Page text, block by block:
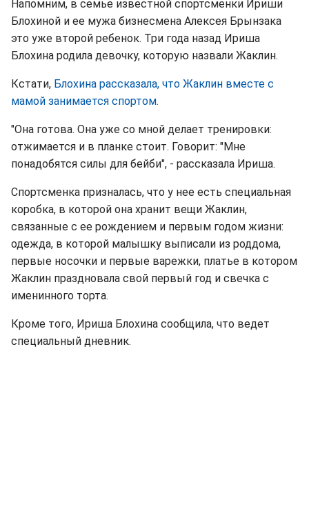
Напомним, в семье известной спортсменки Ириши
Блохиной и ее мужа бизнесмена Алексея Брынзака
это уже второй ребенок. Три года назад Ириша
Блохина родила девочку, которую назвали Жаклин.
Кстати, Блохина рассказала, что Жаклин вместе с
мамой занимается спортом.
"Она готова. Она уже со мной делает тренировки:
отжимается и в планке стоит. Говорит: "Мне
понадобятся силы для бейби", - рассказала Ириша.
Спортсменка призналась, что у нее есть специальная
коробка, в которой она хранит вещи Жаклин,
связанные с ее рождением и первым годом жизни:
одежда, в которой малышку выписали из роддома,
первые носочки и первые варежки, платье в котором
Жаклин праздновала свой первый год и свечка с
именинного торта.
Кроме того, Ириша Блохина сообщила, что ведет
специальный дневник.